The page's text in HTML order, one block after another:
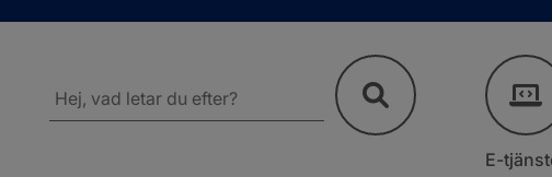
webbplatsen
E-